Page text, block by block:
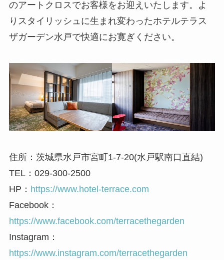
のアートクロスでお客様をお迎えいたします。よ
りスタイリッシュに生まれ変わったホテルテラス
ザガーデン水戸で快適にお寛ぎください。
住所：茨城県水戸市宮町1-7-20(水戸駅南口直結)
TEL：029-300-2500
HP： https://www.hotel-terrace.com
Facebook：
https://www.facebook.com/terracethegarden
Instagram：
https://www.instagram.com/terracethegarden